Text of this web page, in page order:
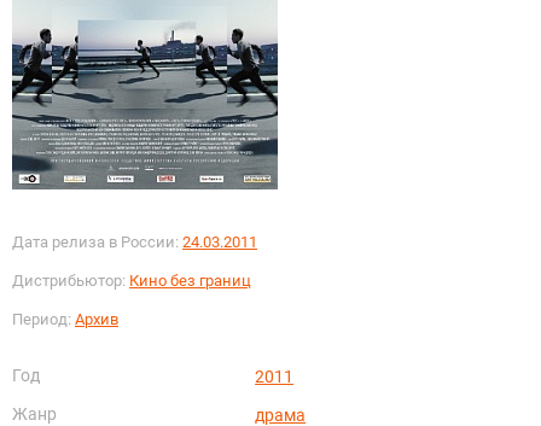
Дата релиза в России: 24.03.2011
Дистрибьютор: Кино без границ
Период: Архив
Год
2011
Жанр
драма